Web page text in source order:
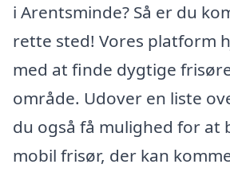
i Arentsminde? Så er du
rette sted! Vores platform
med at finde dygtige
område. Udover en liste
du også få mulighed for at
mobil frisør, der kan